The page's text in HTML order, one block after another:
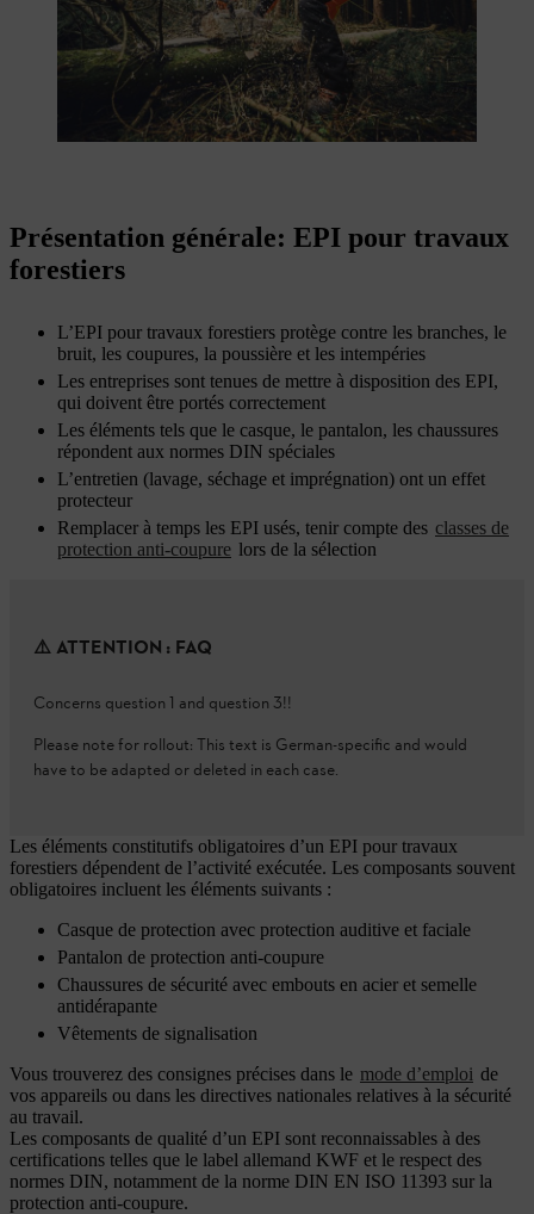
Présentation générale: EPI pour travaux
forestiers
L’EPI pour travaux forestiers protège contre les branches, le
bruit, les coupures, la poussière et les intempéries
Les entreprises sont tenues de mettre à disposition des EPI,
qui doivent être portés correctement
Les éléments tels que le casque, le pantalon, les chaussures
répondent aux normes DIN spéciales
L’entretien (lavage, séchage et imprégnation) ont un effet
protecteur
Remplacer à temps les EPI usés, tenir compte des classes de
protection anti-coupure lors de la sélection
⚠️ ATTENTION : FAQ
Concerns question 1 and question 3!!
Please note for rollout: This text is German-specific and would
have to be adapted or deleted in each case.
Les éléments constitutifs obligatoires d’un EPI pour travaux
forestiers dépendent de l’activité exécutée. Les composants souvent
obligatoires incluent les éléments suivants :
Casque de protection avec protection auditive et faciale
Pantalon de protection anti-coupure
Chaussures de sécurité avec embouts en acier et semelle
antidérapante
Vêtements de signalisation
Vous trouverez des consignes précises dans le mode d’emploi de
vos appareils ou dans les directives nationales relatives à la sécurité
au travail.
Les composants de qualité d’un EPI sont reconnaissables à des
certifications telles que le label allemand KWF et le respect des
normes DIN, notamment de la norme DIN EN ISO 11393 sur la
protection anti-coupure.